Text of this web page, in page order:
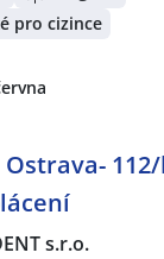
pro cizince
Ostrava-
s.r.o.